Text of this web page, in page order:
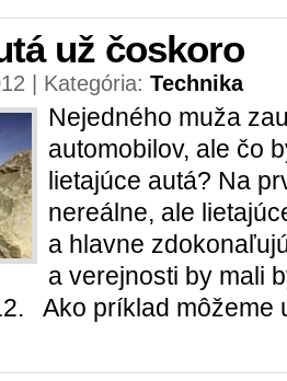
už čoskoro
| Kategória: Technika
Nejedného muža
automobilov, ale čo
lietajúce autá? Na
nereálne, ale
a hlavne
a verejnosti by mali
Ako príklad môžeme